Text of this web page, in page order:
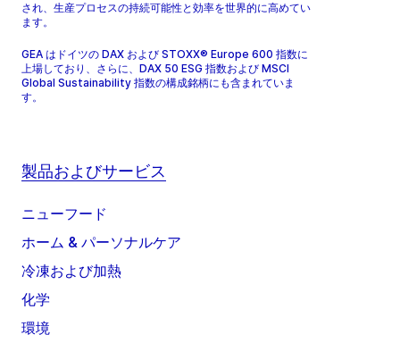
され、生産プロセスの持続可能性と効率を世界的に高めてい
ます。
GEA はドイツの DAX および STOXX® Europe 600 指数に
上場しており、さらに、DAX 50 ESG 指数および MSCI
Global Sustainability 指数の構成銘柄にも含まれていま
す。
製品およびサービス
ニューフード
ホーム & パーソナルケア
冷凍および加熱
化学
環境